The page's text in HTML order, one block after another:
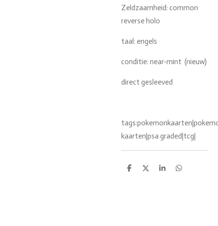
Zeldzaamheid: common
reverse holo
taal: engels
conditie: near-mint (nieuw)
direct gesleeved
kaarten|psa graded|tcg|
D
D
S
D